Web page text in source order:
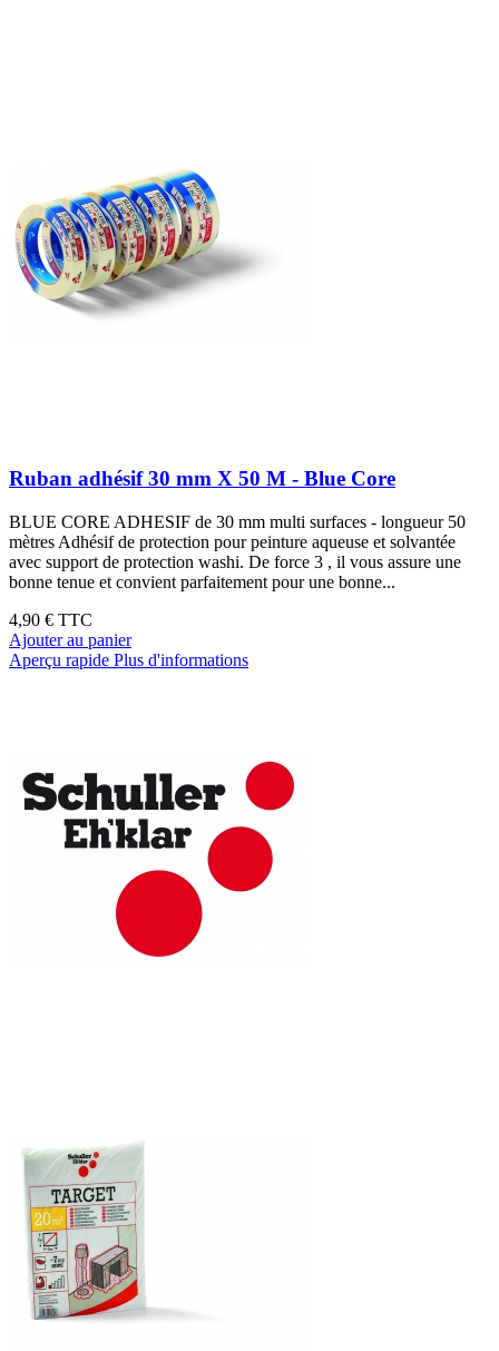
Ruban adhésif 30 mm X 50 M - Blue Core
BLUE CORE ADHESIF de 30 mm multi surfaces - longueur 50
mètres Adhésif de protection pour peinture aqueuse et solvantée
avec support de protection washi. De force 3 , il vous assure une
bonne tenue et convient parfaitement pour une bonne...
4,90 € TTC
Ajouter au panier
Aperçu rapide Plus d'informations